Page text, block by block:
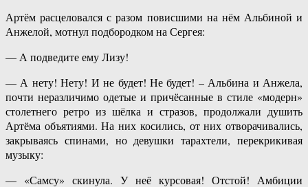
Артём расцеловался с разом повисшими на нём Альбиной и
Анжелой, мотнул подбородком на Сергея:
— А подведите ему Лизу!
— А нету! Нету! И не будет! Не будет! – Альбина и Анжела,
почти неразличимо одетые и причёсанные в стиле «модерн»
столетнего ретро из шёлка и стразов, продолжали душить
Артёма объятиями. На них косились, от них отворачивались,
закрываясь спинами, но девушки тарахтели, перекрикивая
музыку:
— «Самсу» скинула. У неё курсовая! Отстой! Амбиции